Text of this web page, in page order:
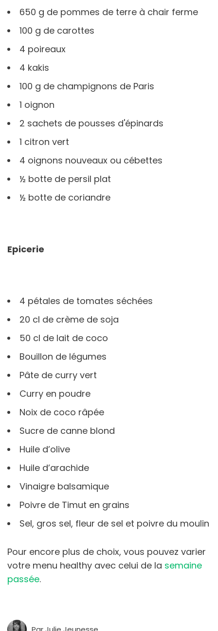
650 g de pommes de terre à chair ferme
100 g de carottes
4 poireaux
4 kakis
100 g de champignons de Paris
1 oignon
2 sachets de pousses d'épinards
1 citron vert
4 oignons nouveaux ou cébettes
½ botte de persil plat
½ botte de coriandre
Epicerie
4 pétales de tomates séchées
20 cl de crème de soja
50 cl de lait de coco
Bouillon de légumes
Pâte de curry vert
Curry en poudre
Noix de coco râpée
Sucre de canne blond
Huile d’olive
Huile d’arachide
Vinaigre balsamique
Poivre de Timut en grains
Sel, gros sel, fleur de sel et poivre du moulin
Pour encore plus de choix, vous pouvez varier
votre menu healthy avec celui de la semaine
passée.